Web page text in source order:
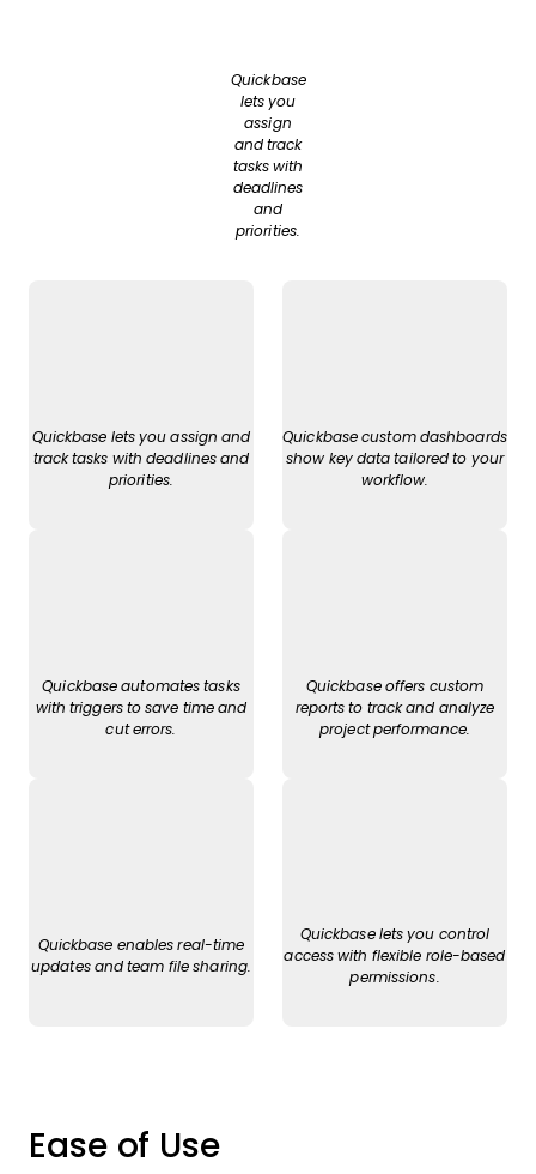
Quickbase
lets you
assign
and track
tasks with
deadlines
and
priorities.
Quickbase lets you assign and
track tasks with deadlines and
priorities.
Quickbase custom dashboards
show key data tailored to your
workflow.
Quickbase automates tasks
with triggers to save time and
cut errors.
Quickbase offers custom
reports to track and analyze
project performance.
Quickbase enables real-time
updates and team file sharing.
Quickbase lets you control
access with flexible role-based
permissions.
Ease of Use